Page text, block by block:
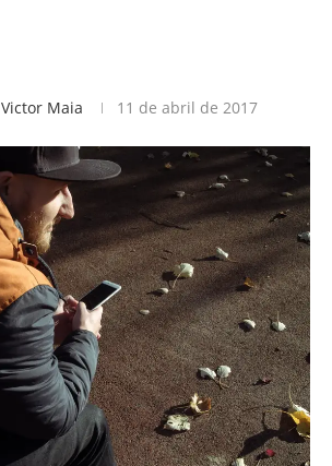
Victor Maia 11 de abril de 2017